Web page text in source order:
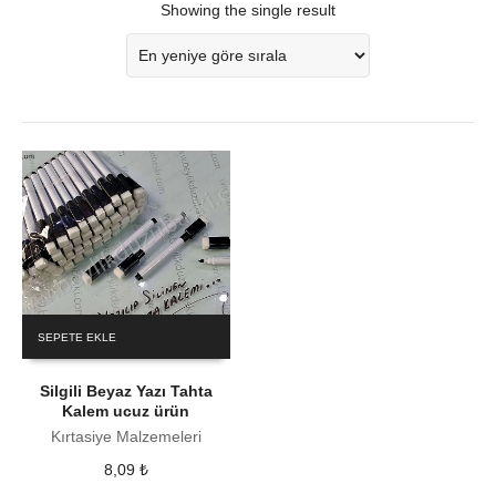
Showing the single result
SEPETE EKLE
Silgili Beyaz Yazı Tahta
Kalem ucuz ürün
Kırtasiye Malzemeleri
8,09 ₺